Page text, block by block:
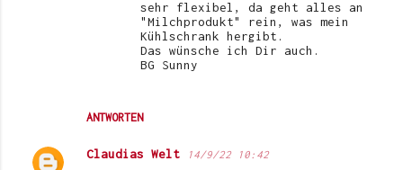
ANTWORTEN
sehr flexibel, da geht alles an
"Milchprodukt" rein, was mein
Kühlschrank hergibt.
Das wünsche ich Dir auch.
BG Sunny
Claudias Welt 14/9/22 10:42